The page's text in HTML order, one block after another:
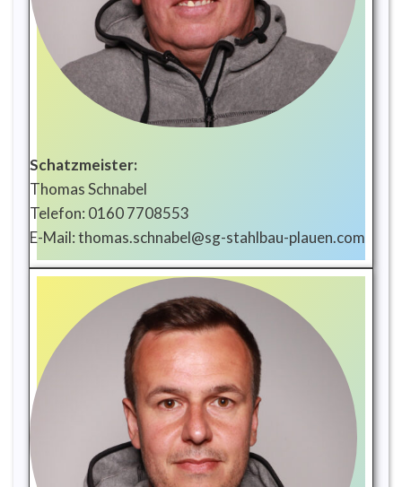
Schatzmeister:
Thomas Schnabel
Telefon: 0160 7708553
E-Mail: thomas.schnabel@sg-stahlbau-plauen.com